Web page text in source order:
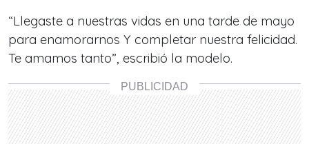
“Llegaste a nuestras vidas en una tarde de mayo
para enamorarnos Y completar nuestra felicidad.
Te amamos tanto”, escribió la modelo.